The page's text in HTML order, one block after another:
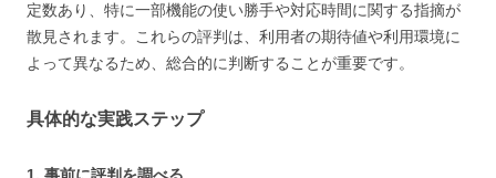
定数あり、特に一部機能の使い勝手や対応時間に関する指摘が
散見されます。これらの評判は、利用者の期待値や利用環境に
よって異なるため、総合的に判断することが重要です。
具体的な実践ステップ